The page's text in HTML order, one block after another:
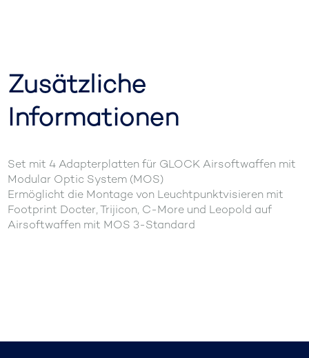
Zusätzliche
Informationen
Set mit 4 Adapterplatten für GLOCK Airsoftwaffen mit
Modular Optic System (MOS)
Ermöglicht die Montage von Leuchtpunktvisieren mit
Footprint Docter, Trijicon, C-More und Leopold auf
Airsoftwaffen mit MOS 3-Standard